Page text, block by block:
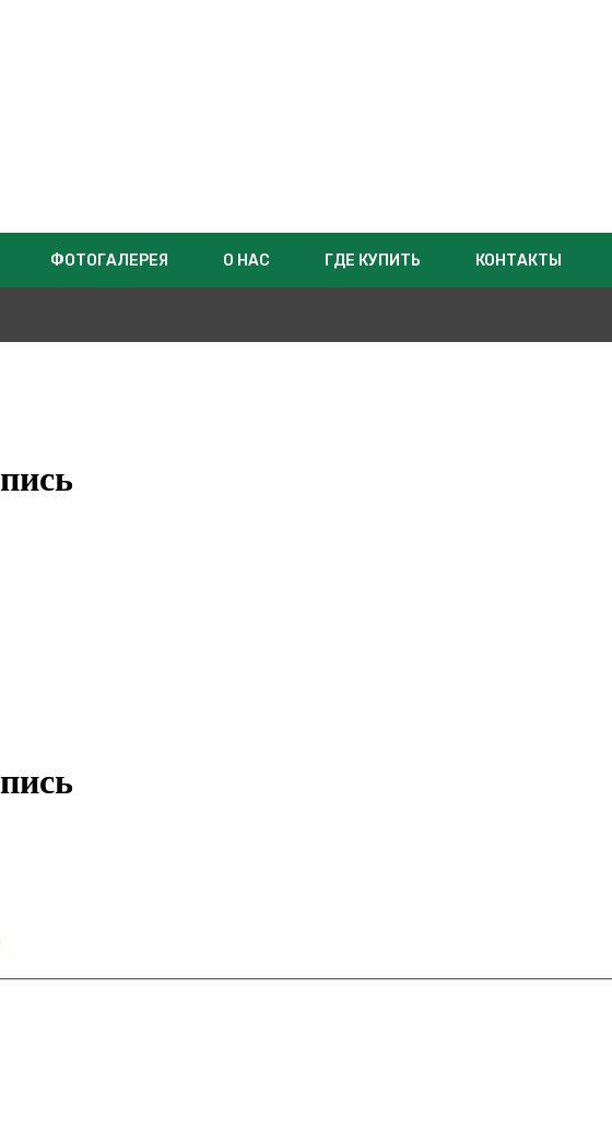
ФОТОГАЛЕРЕЯ О НАС ГДЕ КУПИТЬ КОНТАКТЫ